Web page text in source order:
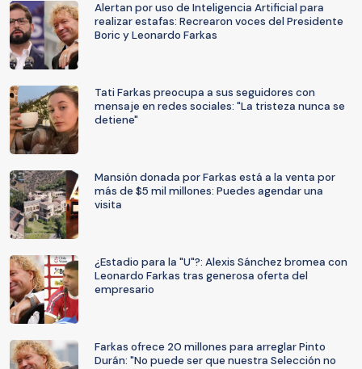
Alertan por uso de Inteligencia Artificial para
realizar estafas: Recrearon voces del Presidente
Boric y Leonardo Farkas
Tati Farkas preocupa a sus seguidores con
mensaje en redes sociales: "La tristeza nunca se
detiene"
Mansión donada por Farkas está a la venta por
más de $5 mil millones: Puedes agendar una
visita
¿Estadio para la "U"?: Alexis Sánchez bromea con
Leonardo Farkas tras generosa oferta del
empresario
Farkas ofrece 20 millones para arreglar Pinto
Durán: "No puede ser que nuestra Selección no